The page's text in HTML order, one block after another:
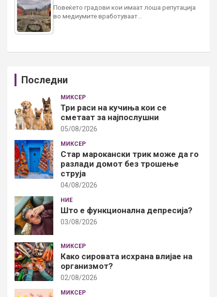
Повеќето градови кои имаат лоша репутација
во медиумите вработуваат…
Последни
МИКСЕР
Три раси на кучиња кои се
сметаат за најпослушни
05/08/2026
МИКСЕР
Стар марокански трик може да го
разлади домот без трошење
струја
04/08/2026
НИЕ
Што е функционална депресија?
03/08/2026
МИКСЕР
Како сировата исхрана влијае на
организмот?
02/08/2026
МИКСЕР